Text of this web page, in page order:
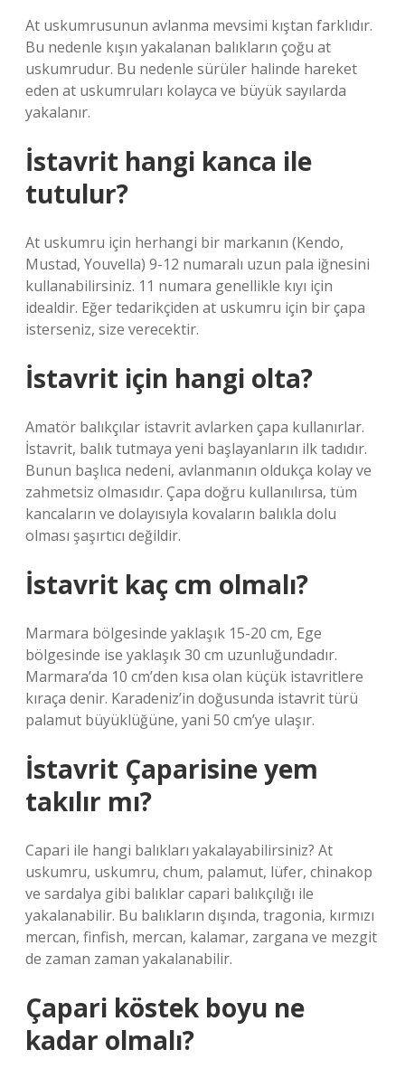
At uskumrusunun avlanma mevsimi kıştan farklıdır.
Bu nedenle kışın yakalanan balıkların çoğu at
uskumrudur. Bu nedenle sürüler halinde hareket
eden at uskumruları kolayca ve büyük sayılarda
yakalanır.
İstavrit hangi kanca ile
tutulur?
At uskumru için herhangi bir markanın (Kendo,
Mustad, Youvella) 9-12 numaralı uzun pala iğnesini
kullanabilirsiniz. 11 numara genellikle kıyı için
idealdir. Eğer tedarikçiden at uskumru için bir çapa
isterseniz, size verecektir.
İstavrit için hangi olta?
Amatör balıkçılar istavrit avlarken çapa kullanırlar.
İstavrit, balık tutmaya yeni başlayanların ilk tadıdır.
Bunun başlıca nedeni, avlanmanın oldukça kolay ve
zahmetsiz olmasıdır. Çapa doğru kullanılırsa, tüm
kancaların ve dolayısıyla kovaların balıkla dolu
olması şaşırtıcı değildir.
İstavrit kaç cm olmalı?
Marmara bölgesinde yaklaşık 15-20 cm, Ege
bölgesinde ise yaklaşık 30 cm uzunluğundadır.
Marmara’da 10 cm’den kısa olan küçük istavritlere
kıraça denir. Karadeniz’in doğusunda istavrit türü
palamut büyüklüğüne, yani 50 cm’ye ulaşır.
İstavrit Çaparisine yem
takılır mı?
Capari ile hangi balıkları yakalayabilirsiniz? At
uskumru, uskumru, chum, palamut, lüfer, chinakop
ve sardalya gibi balıklar capari balıkçılığı ile
yakalanabilir. Bu balıkların dışında, tragonia, kırmızı
mercan, finfish, mercan, kalamar, zargana ve mezgit
de zaman zaman yakalanabilir.
Çapari köstek boyu ne
kadar olmalı?